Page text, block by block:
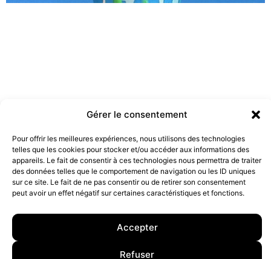
Gérer le consentement
Pour offrir les meilleures expériences, nous utilisons des technologies
telles que les cookies pour stocker et/ou accéder aux informations des
appareils. Le fait de consentir à ces technologies nous permettra de traiter
des données telles que le comportement de navigation ou les ID uniques
sur ce site. Le fait de ne pas consentir ou de retirer son consentement
peut avoir un effet négatif sur certaines caractéristiques et fonctions.
Accepter
Refuser
Les marques doivent-elles être engagées ?
19 juillet 2022
Données Personnelles